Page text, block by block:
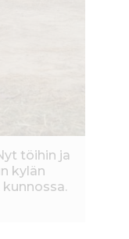
töihin ja
kylän